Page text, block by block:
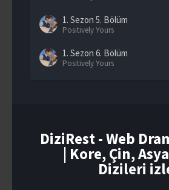
1. Sezon 5. Bölüm
Positively Yours
1. Sezon 6. Bölüm
Positively Yours
1. Sezon9. Bölüm
Positively Yours
DiziRest - Web
| Kore, Çin,
Dizileri